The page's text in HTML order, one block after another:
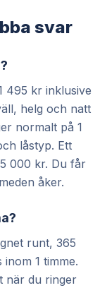
svar
495 kr inklusive
helg och natt
normalt på 1
låstyp. Ett
000 kr. Du får
åker.
runt, 365
1 timme.
när du ringer